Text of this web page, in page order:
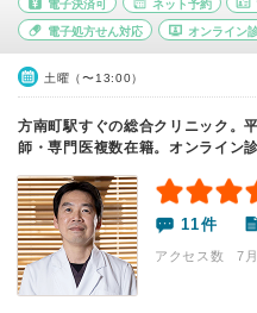
電子決済可 ネット予約
電子処方せん対応 オンライン
土曜（〜13:00）
方南町駅すぐの総合クリニック。
師・専門医複数在籍。オンライン診
11件
アクセス数 7